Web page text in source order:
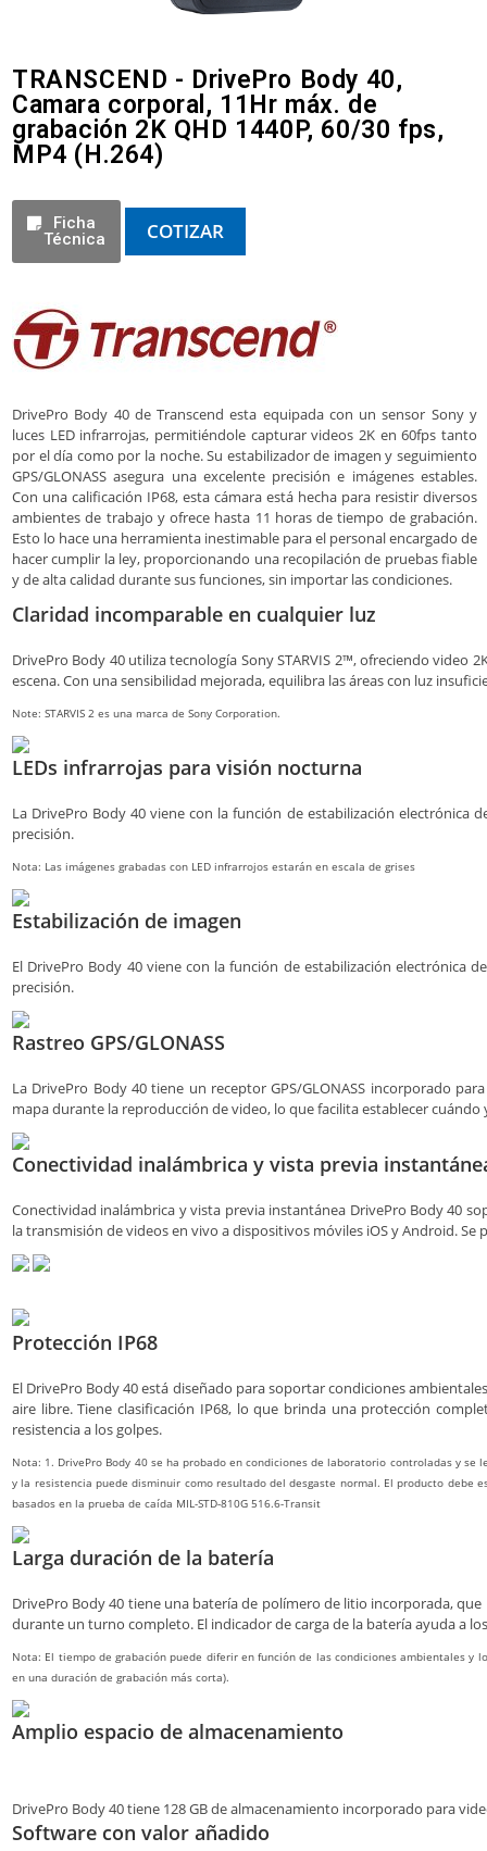
TRANSCEND - DrivePro Body 40,
Camara corporal, 11Hr máx. de
grabación 2K QHD 1440P, 60/30 fps,
MP4 (H.264)
Ficha
Técnica
COTIZAR
DrivePro Body 40 de Transcend esta equipada con un sensor Sony y
luces LED infrarrojas, permitiéndole capturar videos 2K en 60fps tanto
por el día como por la noche. Su estabilizador de imagen y seguimiento
GPS/GLONASS asegura una excelente precisión e imágenes estables.
Con una calificación IP68, esta cámara está hecha para resistir diversos
ambientes de trabajo y ofrece hasta 11 horas de tiempo de grabación.
Esto lo hace una herramienta inestimable para el personal encargado de
hacer cumplir la ley, proporcionando una recopilación de pruebas fiable
y de alta calidad durante sus funciones, sin importar las condiciones.
Claridad incomparable en cualquier luz
DrivePro Body 40 utiliza tecnología Sony STARVIS 2™, ofreciendo video
escena. Con una sensibilidad mejorada, equilibra las áreas con luz
Note: STARVIS 2 es una marca de Sony Corporation.
LEDs infrarrojas para visión nocturna
La DrivePro Body 40 viene con la función de estabilización electrónica
precisión.
Nota: Las imágenes grabadas con LED infrarrojos estarán en escala de grises
Estabilización de imagen
El DrivePro Body 40 viene con la función de estabilización electrónica
precisión.
Rastreo GPS/GLONASS
La DrivePro Body 40 tiene un receptor GPS/GLONASS incorporado
mapa durante la reproducción de video, lo que facilita establecer
Conectividad inalámbrica y vista previa
Conectividad inalámbrica y vista previa instantánea DrivePro Body 40
la transmisión de videos en vivo a dispositivos móviles iOS y Android.
Protección IP68
El DrivePro Body 40 está diseñado para soportar condiciones
aire libre. Tiene clasificación IP68, lo que brinda una protección
resistencia a los golpes.
Nota: 1. DrivePro Body 40 se ha probado en condiciones de laboratorio controladas y
y la resistencia puede disminuir como resultado del desgaste normal. El producto debe
basados en la prueba de caída MIL-STD-810G 516.6-Transit
Larga duración de la batería
DrivePro Body 40 tiene una batería de polímero de litio incorporada,
durante un turno completo. El indicador de carga de la batería ayuda a
Nota: El tiempo de grabación puede diferir en función de las condiciones ambientales
en una duración de grabación más corta).
Amplio espacio de almacenamiento
DrivePro Body 40 tiene 128 GB de almacenamiento incorporado para
Software con valor añadido